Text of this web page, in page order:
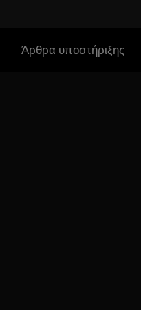
Άρθρα υποστήριξης